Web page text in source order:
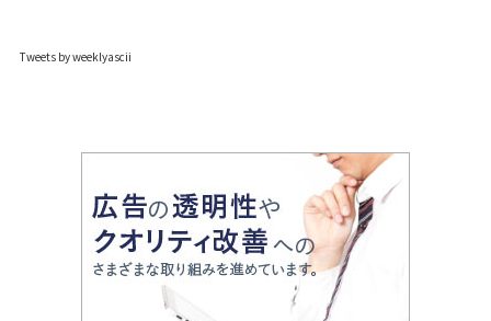
Tweets by weeklyascii